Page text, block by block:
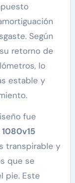
Según
retorno de
lo
estable y
fue
1080v15
transpirable y
que se
pie. Este